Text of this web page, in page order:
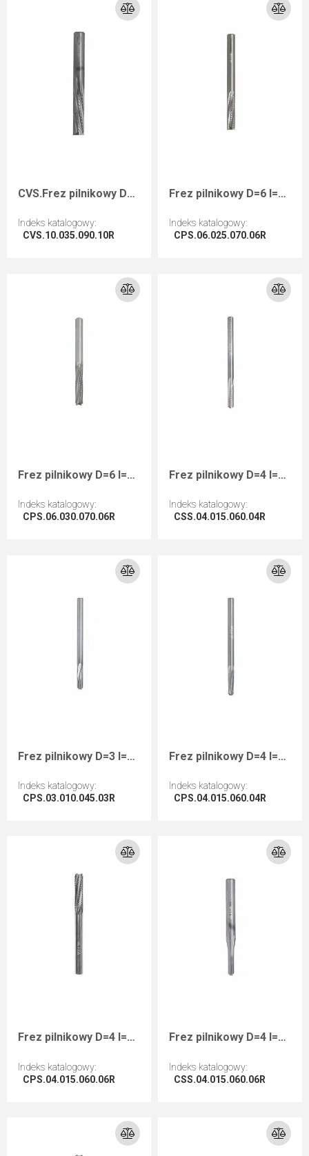
CVS.Frez pilnikowy D=10 I=35 L=90 S=10 RH
Indeks katalogowy:
CVS.10.035.090.10R
Frez pilnikowy D=6 I=25 L=70 S=6 RHwykańczający kompozyty
Indeks katalogowy:
CPS.06.025.070.06R
Frez pilnikowy D=6 I=30 L=70 S=6 RHwykańczający kompozyty
Indeks katalogowy:
CPS.06.030.070.06R
Frez pilnikowy D=4 I=15 L=60 S=4 RHwykańczający kompozyty
Indeks katalogowy:
CSS.04.015.060.04R
Frez pilnikowy D=3 I=10 L=45 S=3 RHwykańczający kompozyty
Indeks katalogowy:
CPS.03.010.045.03R
Frez pilnikowy D=4 I=15 L=60 S=4 RHwykańczający kompozyty
Indeks katalogowy:
CPS.04.015.060.04R
Frez pilnikowy D=4 I=15 L=60 S=6 RHwykańczający kompozyty
Indeks katalogowy:
CPS.04.015.060.06R
Frez pilnikowy D=4 I=15 L=60 S=6 RHwykańczający kompozyty
Indeks katalogowy:
CSS.04.015.060.06R